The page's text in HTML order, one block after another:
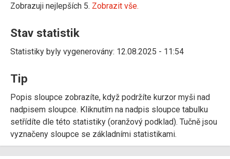
Zobrazuji nejlepších 5. Zobrazit vše.
Stav statistik
Statistiky byly vygenerovány: 12.08.2025 - 11:54
Tip
Popis sloupce zobrazíte, když podržíte kurzor myši nad
nadpisem sloupce. Kliknutím na nadpis sloupce tabulku
setřídíte dle této statistiky (oranžový podklad). Tučně jsou
vyznačeny sloupce se základními statistikami.